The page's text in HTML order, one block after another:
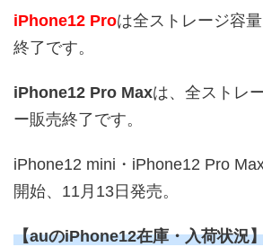
iPhone12 Proは全ストレージ容
終了です。
iPhone12 Pro Maxは、全ストレ
ー販売終了です。
iPhone12 mini・iPhone12 Pro
開始、11月13日発売。
【auのiPhone12在庫・入荷状況